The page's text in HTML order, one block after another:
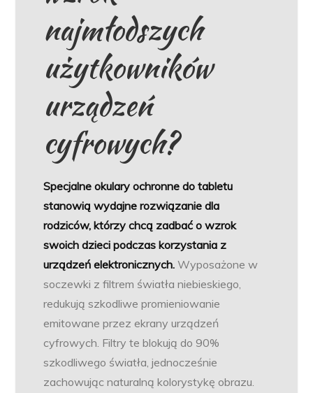
najmłodszych
użytkowników
urządzeń
cyfrowych?
Specjalne okulary ochronne do tabletu
stanowią wydajne rozwiązanie dla
rodziców, którzy chcą zadbać o wzrok
swoich dzieci podczas korzystania z
urządzeń elektronicznych. Wyposażone w
soczewki z filtrem światła niebieskiego,
redukują szkodliwe promieniowanie
emitowane przez ekrany urządzeń
cyfrowych. Filtry te blokują do 90%
szkodliwego światła, jednocześnie
zachowując naturalną kolorystykę obrazu.